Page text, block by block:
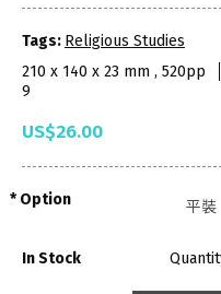
Tags: Religious Studies
210 x 140 x 23 mm , 520pp
9
US$26.00
Option
In Stock